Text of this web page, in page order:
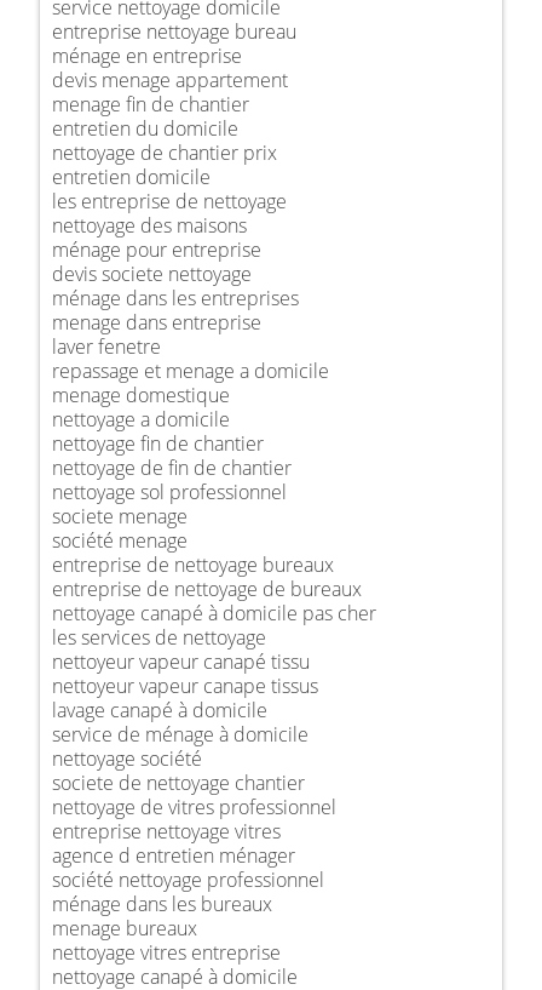
service nettoyage domicile
entreprise nettoyage bureau
ménage en entreprise
devis menage appartement
menage fin de chantier
entretien du domicile
nettoyage de chantier prix
entretien domicile
les entreprise de nettoyage
nettoyage des maisons
ménage pour entreprise
devis societe nettoyage
ménage dans les entreprises
menage dans entreprise
laver fenetre
repassage et menage a domicile
menage domestique
nettoyage a domicile
nettoyage fin de chantier
nettoyage de fin de chantier
nettoyage sol professionnel
societe menage
société menage
entreprise de nettoyage bureaux
entreprise de nettoyage de bureaux
nettoyage canapé à domicile pas cher
les services de nettoyage
nettoyeur vapeur canapé tissu
nettoyeur vapeur canape tissus
lavage canapé à domicile
service de ménage à domicile
nettoyage société
societe de nettoyage chantier
nettoyage de vitres professionnel
entreprise nettoyage vitres
agence d entretien ménager
société nettoyage professionnel
ménage dans les bureaux
menage bureaux
nettoyage vitres entreprise
nettoyage canapé à domicile